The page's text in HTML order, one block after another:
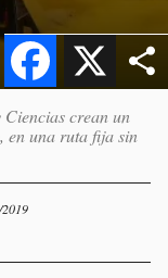
X
Facebook
Ciencias crean un
en una ruta fija sin